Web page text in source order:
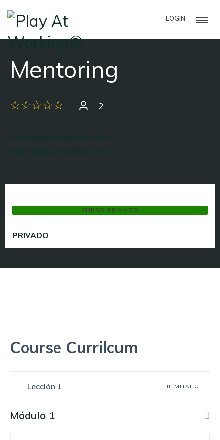
LOGIN
Mentoring
2
admin@soyintegral.com
admin@soyintegral.com
CURSO PRIVADO
PRIVADO
Course Currilcum
Lección 1 ILIMITADO
Módulo 1